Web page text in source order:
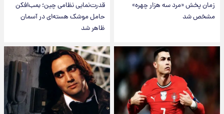
زمان پخش «مرد سه هزار چهره»
مشخص شد
قدرت‌نمایی نظامی چین؛ بمب‌افکن
حامل موشک هسته‌ای در آسمان
ظاهر شد